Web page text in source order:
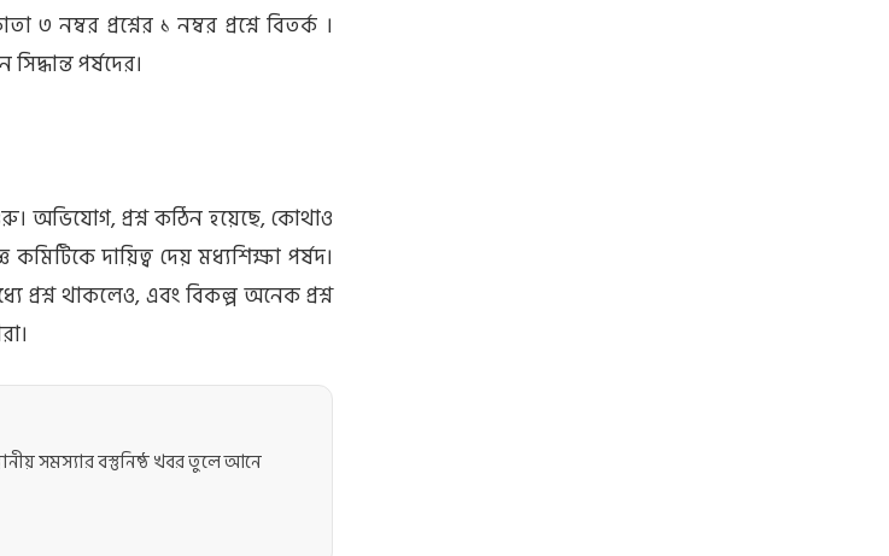
৩ নম্বর প্রশ্নের ১ নম্বর প্রশ্নে বিতর্ক ।
পর্ষদের।
অভিযোগ, প্রশ্ন কঠিন হয়েছে, কোথাও
দায়িত্ব দেয় মধ্যশিক্ষা পর্ষদ।
প্রশ্ন থাকলেও, এবং বিকল্প অনেক প্রশ্ন
সমস্যার বস্তুনিষ্ঠ খবর তুলে আনে